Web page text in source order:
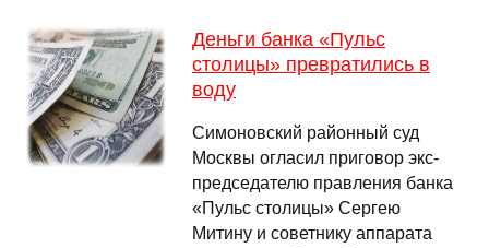
Деньги банка «Пульс
столицы» превратились в
воду
Симоновский районный суд
Москвы огласил приговор экс-
председателю правления банка
«Пульс столицы» Сергею
Митину и советнику аппарата